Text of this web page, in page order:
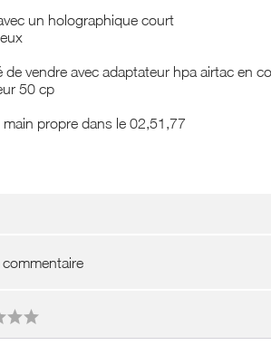
un holographique court
de vendre avec adaptateur hpa airtac en
50 cp
main propre dans le 02,51,77